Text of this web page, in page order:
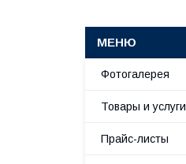
Фотогалерея
Товары и услуги
Прайс-листы